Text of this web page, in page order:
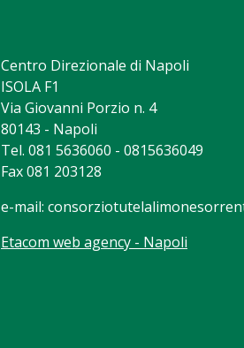
Centro Direzionale di Napoli
ISOLA F1
Via Giovanni Porzio n. 4
80143 - Napoli
Tel. 081 5636060 - 0815636049
Fax 081 203128
e-mail:
Etacom web agency - Napoli